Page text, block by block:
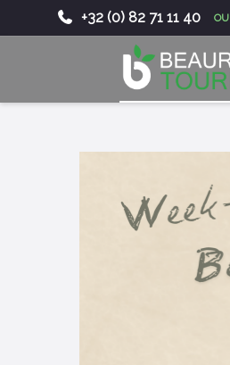
-
+32 (0) 82 71 11 40 OU